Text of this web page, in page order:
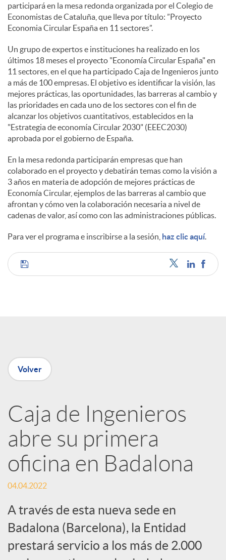
e
s
participará en la mesa redonda organizada por el Colegio de
Economistas de Cataluña, que lleva por título: ”Proyecto
Economia Circular España en 11 sectores”.
Un grupo de expertos e instituciones ha realizado en los
últimos 18 meses el proyecto "Economía Circular España" en
11 sectores, en el que ha participado Caja de Ingenieros junto
a más de 100 empresas. El objetivo es identificar la visión, las
mejores prácticas, las oportunidades, las barreras al cambio y
las prioridades en cada uno de los sectores con el fin de
alcanzar los objetivos cuantitativos, establecidos en la
"Estrategia de economía Circular 2030" (EEEC2030)
aprobada por el gobierno de España.
En la mesa redonda participarán empresas que han
colaborado en el proyecto y debatirán temas como la visión a
3 años en materia de adopción de mejores prácticas de
Economía Circular, ejemplos de las barreras al cambio que
afrontan y cómo ven la colaboración necesaria a nivel de
cadenas de valor, así como con las administraciones públicas.
Para ver el programa e inscribirse a la sesión, haz clic aquí.
C
p
a
r
t
i
r
Volver
Caja de Ingenieros
abre su primera
oficina en Badalona
04.04.2022
A través de esta nueva sede en
Badalona (Barcelona), la Entidad
prestará servicio a los más de 2.000